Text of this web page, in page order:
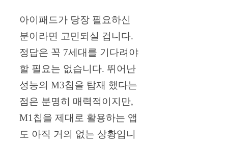
아이패드가 당장 필요하신
분이라면 고민되실 겁니다.
정답은 꼭 7세대를 기다려야
할 필요는 없습니다. 뛰어난
성능의 M3칩을 탑재 했다는
점은 분명히 매력적이지만,
M1칩을 제대로 활용하는 앱
도 아직 거의 없는 상황입니